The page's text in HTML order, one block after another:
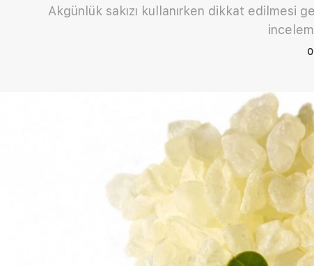
Akgünlük sakızı kullanırken dikkat edilmesi